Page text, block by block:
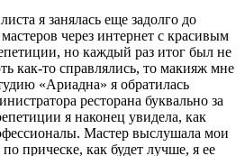
я занялась еще задолго до
через интернет с красивым
но каждый раз итог был не
как-то справлялись, то макияж мне
«Ариадна» я обратилась
ресторана буквально за
я наконец увидела, как
Мастер выслушала мои
прическе, как будет лучше, я ее